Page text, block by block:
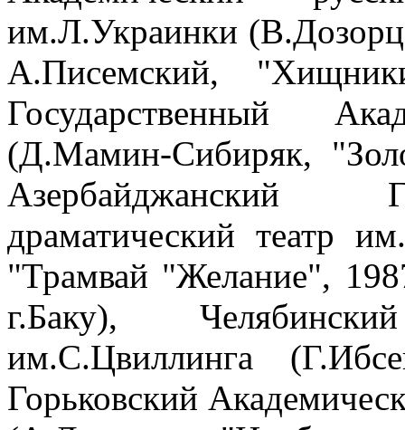
им.Л.Украинки
А.Писемский,
Государственный
(Д.Мамин-Сибиряк,
Азербайджанский
драматический театр
"Трамвай "Желание",
г.Баку),
им.С.Цвиллинга
Горьковский